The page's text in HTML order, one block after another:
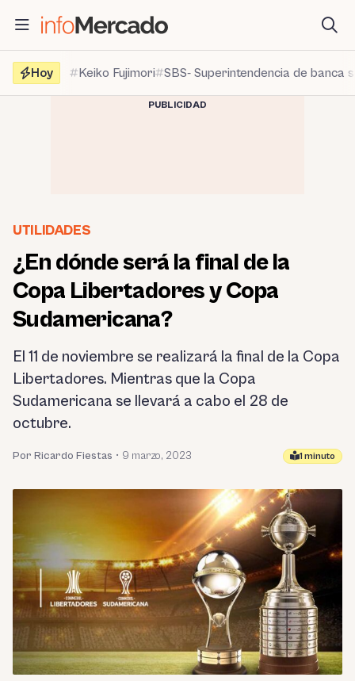
contenido
Hoy
Keiko Fujimori SBS- Superintendencia de banca
PUBLICIDAD
UTILIDADES
¿En dónde será la final de la
Copa Libertadores y Copa
Sudamericana?
El 11 de noviembre se realizará la final de la Copa
Libertadores. Mientras que la Copa
Sudamericana se llevará a cabo el 28 de
octubre.
Por Ricardo Fiestas • 9 marzo, 2023 1 minuto